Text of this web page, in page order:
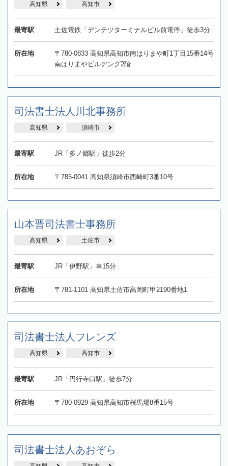
高知県 高知市
最寄駅 土佐電鉄「デンテツターミナルビル前電停」徒歩3分
所在地
〒780-0833 高知県高知市南はりまや町1丁目15番14号
南はりまやビルヂング2階
司法書士法人川北事務所
高知県 須崎市
最寄駅 JR「多ノ郷駅」徒歩2分
所在地 〒785-0041 高知県須崎市西崎町3番10号
山本晋司法書士事務所
高知県 土佐市
最寄駅 JR「伊野駅」車15分
所在地 〒781-1101 高知県土佐市高岡町甲2190番地1
司法書士法人フレンズ
高知県 高知市
最寄駅 JR「円行寺口駅」徒歩7分
所在地 〒780-0929 高知県高知市桜馬場8番15号
司法書士法人あおぞら